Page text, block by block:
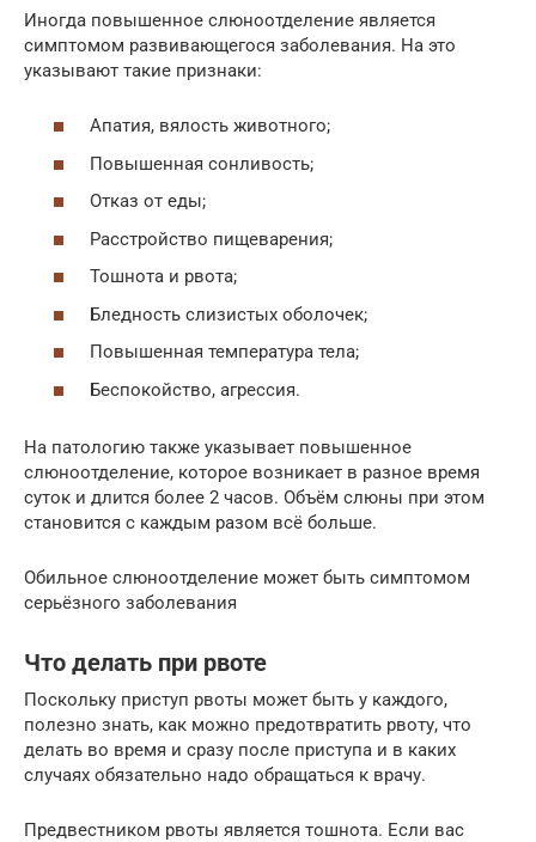
Иногда повышенное слюноотделение является
симптомом развивающегося заболевания. На это
указывают такие признаки:
Апатия, вялость животного;
Повышенная сонливость;
Отказ от еды;
Расстройство пищеварения;
Тошнота и рвота;
Бледность слизистых оболочек;
Повышенная температура тела;
Беспокойство, агрессия.
На патологию также указывает повышенное
слюноотделение, которое возникает в разное время
суток и длится более 2 часов. Объём слюны при этом
становится с каждым разом всё больше.
Обильное слюноотделение может быть симптомом
серьёзного заболевания
Что делать при рвоте
Поскольку приступ рвоты может быть у каждого,
полезно знать, как можно предотвратить рвоту, что
делать во время и сразу после приступа и в каких
случаях обязательно надо обращаться к врачу.
Предвестником рвоты является тошнота. Если вас